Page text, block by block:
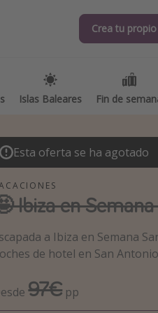
Crea tu
Islas Baleares Fin de
Crea tu
Islas Baleares Fin de
destinos
Esta oferta se ha agotado
Ibiza en
a Ibiza en Semana
de hotel en San
97€ pp